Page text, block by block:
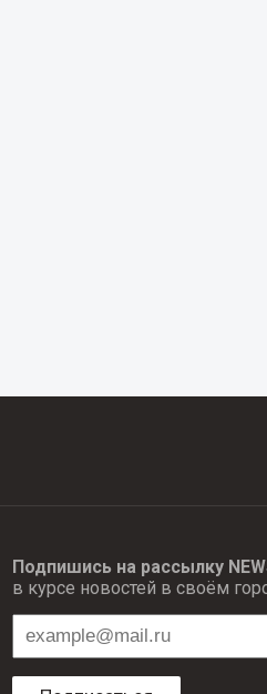
Подпишись на рассылку
в курсе новостей в своём